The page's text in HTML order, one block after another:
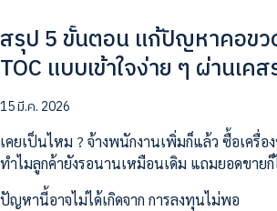
สรุป 5 ขั้นตอน แก้ปัญหาคอข
TOC แบบเข้าใจง่าย ๆ ผ่านเค
15 มี.ค. 2026
เคยเป็นไหม ? จ้างพนักงานเพิ่มก็แล้ว ซื้อเครื่อ
ทำไมลูกค้ายังรอนานเหมือนเดิม แถมยอดขาย
ปัญหานี้อาจไม่ได้เกิดจาก การลงทุนไม่พอ